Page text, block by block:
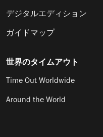
デジタルエディション
ガイドマップ
世界のタイムアウト
Time Out Worldwide
Around the World